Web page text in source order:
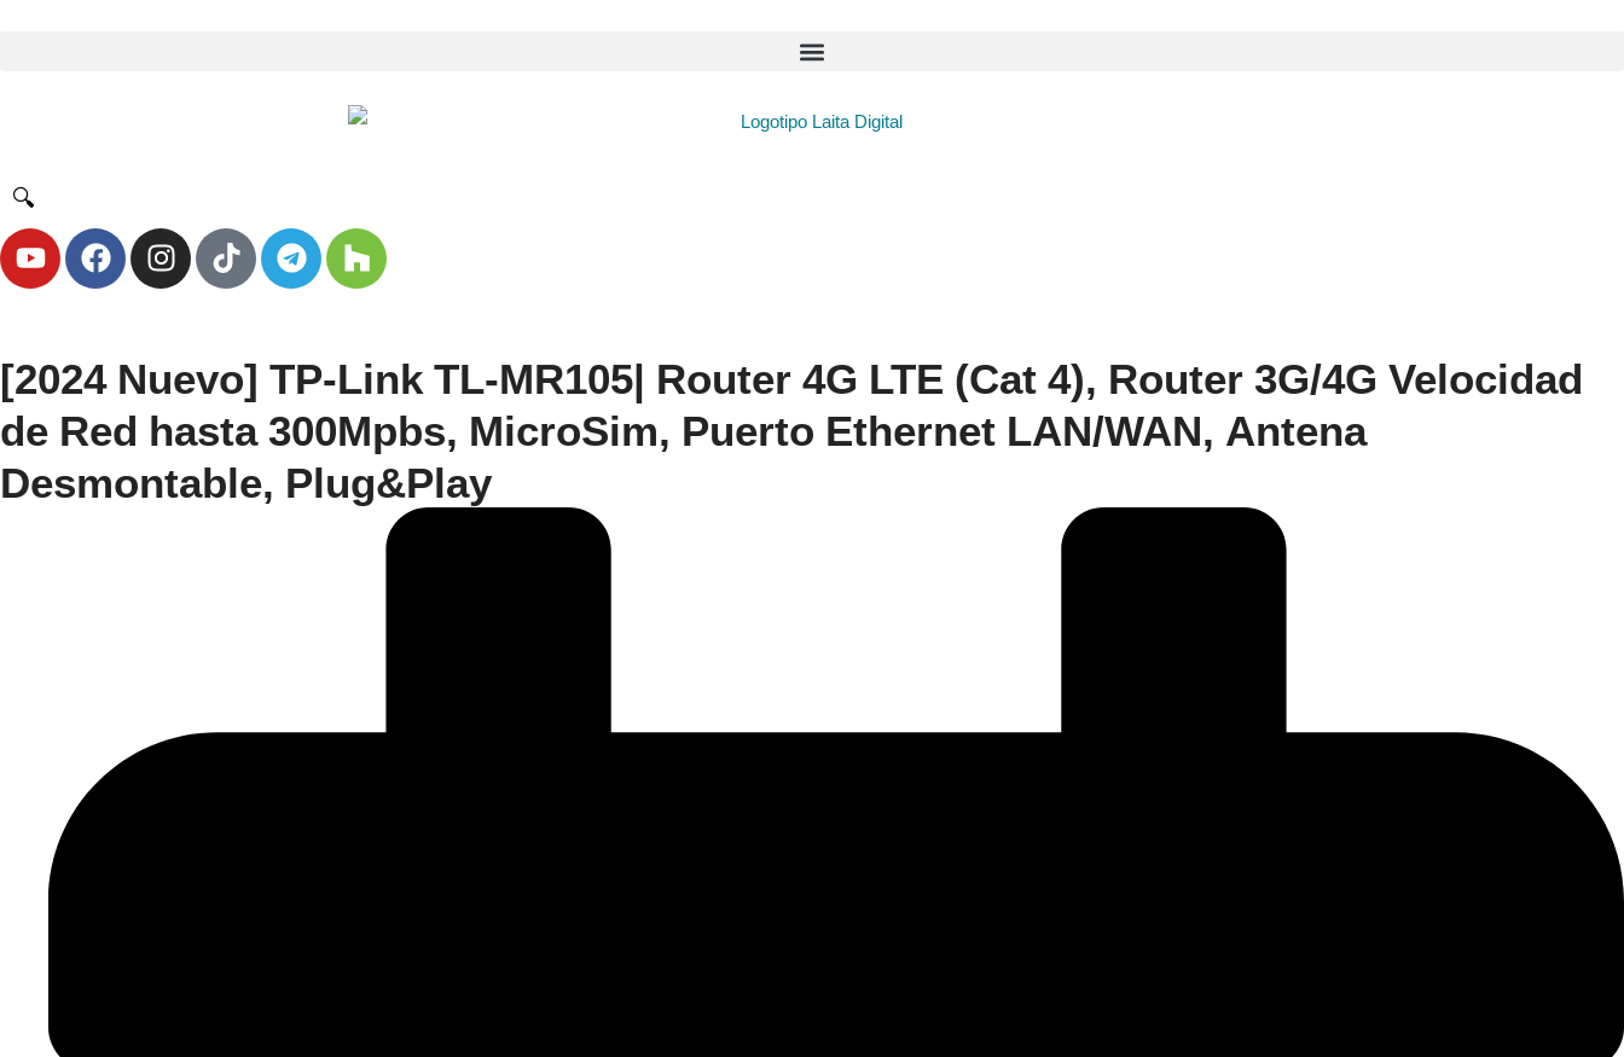
🔍
[2024 Nuevo] TP-Link TL-MR105| Router 4G LTE (Cat 4), Router 3G/4G Velocidad
de Red hasta 300Mpbs, MicroSim, Puerto Ethernet LAN/WAN, Antena
Desmontable, Plug&Play